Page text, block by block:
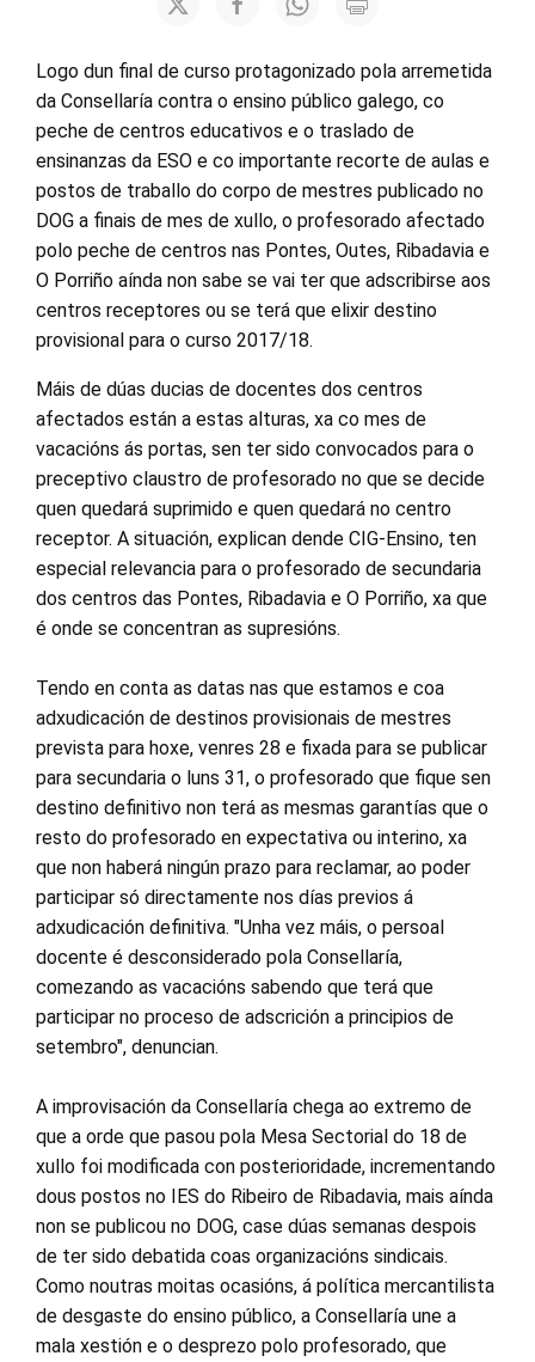
Logo dun final de curso protagonizado pola arremetida
da Consellaría contra o ensino público galego, co
peche de centros educativos e o traslado de
ensinanzas da ESO e co importante recorte de aulas e
postos de traballo do corpo de mestres publicado no
DOG a finais de mes de xullo, o profesorado afectado
polo peche de centros nas Pontes, Outes, Ribadavia e
O Porriño aínda non sabe se vai ter que adscribirse aos
centros receptores ou se terá que elixir destino
provisional para o curso 2017/18.
Máis de dúas ducias de docentes dos centros
afectados están a estas alturas, xa co mes de
vacacións ás portas, sen ter sido convocados para o
preceptivo claustro de profesorado no que se decide
quen quedará suprimido e quen quedará no centro
receptor. A situación, explican dende CIG-Ensino, ten
especial relevancia para o profesorado de secundaria
dos centros das Pontes, Ribadavia e O Porriño, xa que
é onde se concentran as supresións.
Tendo en conta as datas nas que estamos e coa
adxudicación de destinos provisionais de mestres
prevista para hoxe, venres 28 e fixada para se publicar
para secundaria o luns 31, o profesorado que fique sen
destino definitivo non terá as mesmas garantías que o
resto do profesorado en expectativa ou interino, xa
que non haberá ningún prazo para reclamar, ao poder
participar só directamente nos días previos á
adxudicación definitiva. "Unha vez máis, o persoal
docente é desconsiderado pola Consellaría,
comezando as vacacións sabendo que terá que
participar no proceso de adscrición a principios de
setembro", denuncian.
A improvisación da Consellaría chega ao extremo de
que a orde que pasou pola Mesa Sectorial do 18 de
xullo foi modificada con posterioridade, incrementando
dous postos no IES do Ribeiro de Ribadavia, mais aínda
non se publicou no DOG, case dúas semanas despois
de ter sido debatida coas organizacións sindicais.
Como noutras moitas ocasións, á política mercantilista
de desgaste do ensino público, a Consellaría une a
mala xestión e o desprezo polo profesorado, que